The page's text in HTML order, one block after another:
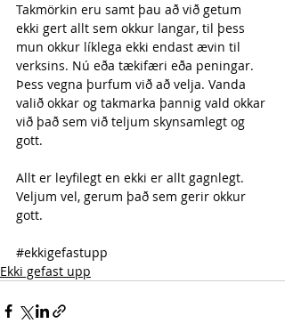
Takmörkin eru samt þau að við getum
ekki gert allt sem okkur langar, til þess
mun okkur líklega ekki endast ævin til
verksins. Nú eða tækifæri eða peningar.
Þess vegna þurfum við að velja. Vanda
valið okkar og takmarka þannig vald okkar
við það sem við teljum skynsamlegt og
gott.
Allt er leyfilegt en ekki er allt gagnlegt.
Veljum vel, gerum það sem gerir okkur
gott.
#ekkigefastupp
Ekki gefast upp